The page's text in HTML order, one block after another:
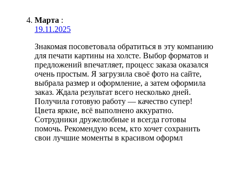
Марта :
19.11.2025
Знакомая посоветовала обратиться в эту компанию
для печати картины на холсте. Выбор форматов и
предложений впечатляет, процесс заказа оказался
очень простым. Я загрузила своё фото на сайте,
выбрала размер и оформление, а затем оформила
заказ. Ждала результат всего несколько дней.
Получила готовую работу — качество супер!
Цвета яркие, всё выполнено аккуратно.
Сотрудники дружелюбные и всегда готовы
помочь. Рекомендую всем, кто хочет сохранить
свои лучшие моменты в красивом оформл